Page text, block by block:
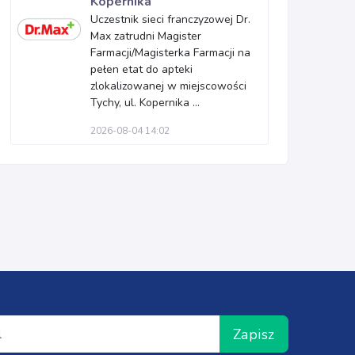
Uczestnik sieci franczyzowej Dr.
Max zatrudni Magister
Farmacji/Magisterka Farmacji na
pełen etat do apteki
zlokalizowanej w miejscowości
Tychy, ul. Kopernika ...
2026-08-04 14:02
Zapisz